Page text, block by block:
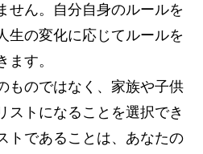
せん。自分自身のルールを
生の変化に応じてルールを
す。
ものではなく、家族や子供
ストになることを選択でき
トであることは、あなたの